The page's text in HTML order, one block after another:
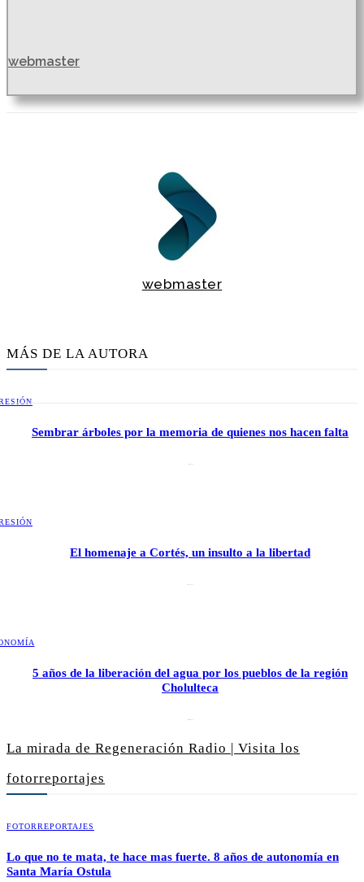
webmaster
webmaster
MÁS DE LA AUTORA
Sembrar árboles por la memoria de quienes nos hacen falta
El homenaje a Cortés, un insulto a la libertad
5 años de la liberación del agua por los pueblos de la región
Cholulteca
La mirada de Regeneración Radio | Visita los
fotorreportajes
FOTORREPORTAJES
Lo que no te mata, te hace mas fuerte. 8 años de autonomía en
Santa María Ostula